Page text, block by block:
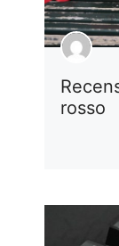
rosso